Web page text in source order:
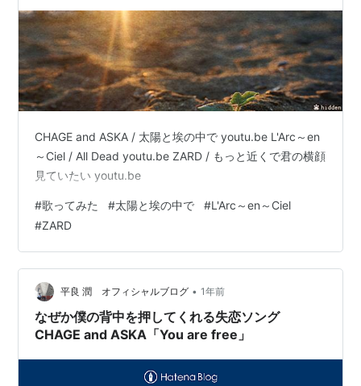
CHAGE and ASKA / 太陽と埃の中で youtu.be L'Arc～en
～Ciel / All Dead youtu.be ZARD / もっと近くで君の横顔
見ていたい youtu.be
#歌ってみた #太陽と埃の中で #L'Arc～en～Ciel
#ZARD
平良 潤 オフィシャルブログ • 1年前
なぜか僕の背中を押してくれる失恋ソング
CHAGE and ASKA「You are free」